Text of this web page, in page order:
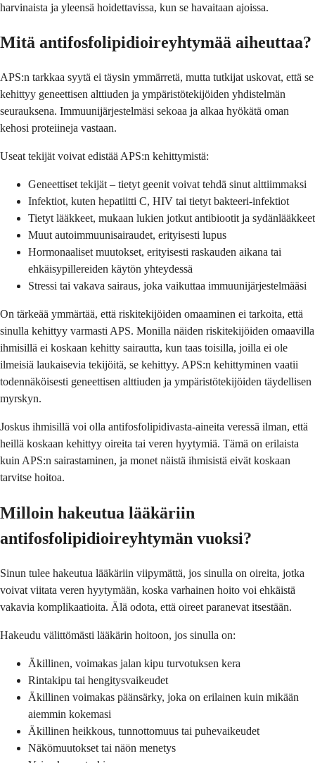
harvinaista ja yleensä hoidettavissa, kun se havaitaan ajoissa.
Mitä antifosfolipidioireyhtymää aiheuttaa?
APS:n tarkkaa syytä ei täysin ymmärretä, mutta tutkijat uskovat, että se
kehittyy geneettisen alttiuden ja ympäristötekijöiden yhdistelmän
seurauksena. Immuunijärjestelmäsi sekoaa ja alkaa hyökätä oman
kehosi proteiineja vastaan.
Useat tekijät voivat edistää APS:n kehittymistä:
Geneettiset tekijät – tietyt geenit voivat tehdä sinut alttiimmaksi
Infektiot, kuten hepatiitti C, HIV tai tietyt bakteeri-infektiot
Tietyt lääkkeet, mukaan lukien jotkut antibiootit ja sydänlääkkeet
Muut autoimmuunisairaudet, erityisesti lupus
Hormonaaliset muutokset, erityisesti raskauden aikana tai
ehkäisypillereiden käytön yhteydessä
Stressi tai vakava sairaus, joka vaikuttaa immuunijärjestelmääsi
On tärkeää ymmärtää, että riskitekijöiden omaaminen ei tarkoita, että
sinulla kehittyy varmasti APS. Monilla näiden riskitekijöiden omaavilla
ihmisillä ei koskaan kehitty sairautta, kun taas toisilla, joilla ei ole
ilmeisiä laukaisevia tekijöitä, se kehittyy. APS:n kehittyminen vaatii
todennäköisesti geneettisen alttiuden ja ympäristötekijöiden täydellisen
myrskyn.
Joskus ihmisillä voi olla antifosfolipidivasta-aineita veressä ilman, että
heillä koskaan kehittyy oireita tai veren hyytymiä. Tämä on erilaista
kuin APS:n sairastaminen, ja monet näistä ihmisistä eivät koskaan
tarvitse hoitoa.
Milloin hakeutua lääkäriin
antifosfolipidioireyhtymän vuoksi?
Sinun tulee hakeutua lääkäriin viipymättä, jos sinulla on oireita, jotka
voivat viitata veren hyytymään, koska varhainen hoito voi ehkäistä
vakavia komplikaatioita. Älä odota, että oireet paranevat itsestään.
Hakeudu välittömästi lääkärin hoitoon, jos sinulla on:
Äkillinen, voimakas jalan kipu turvotuksen kera
Rintakipu tai hengitysvaikeudet
Äkillinen voimakas päänsärky, joka on erilainen kuin mikään
aiemmin kokemasi
Äkillinen heikkous, tunnottomuus tai puhevaikeudet
Näkömuutokset tai näön menetys